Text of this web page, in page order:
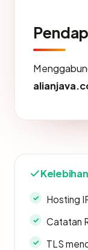
Kelebihan
Hosting
Catatan
TLS